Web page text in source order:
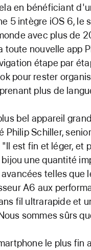
en bénéficiant
5 intègre iOS 6,
avec plus de
toute nouvelle app
étape par
pour rester
plus de
bel appareil
Philip Schiller,
est fin et léger, et
une quantité
telles que
A6 aux
fil ultrarapide et
sommes sûrs
le plus fin